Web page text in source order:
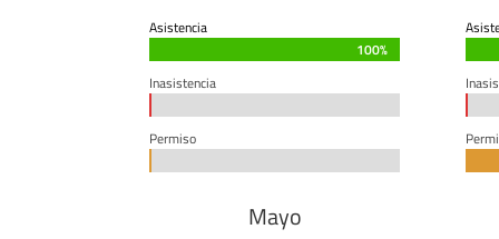
Asistencia
100%
100%
Inasistencia
Permiso
Mayo